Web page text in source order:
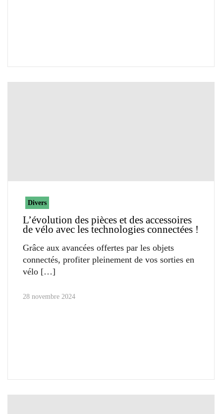
Divers
L’évolution des pièces et des accessoires
de vélo avec les technologies connectées !
Grâce aux avancées offertes par les objets
connectés, profiter pleinement de vos sorties en
vélo
28 novembre 2024